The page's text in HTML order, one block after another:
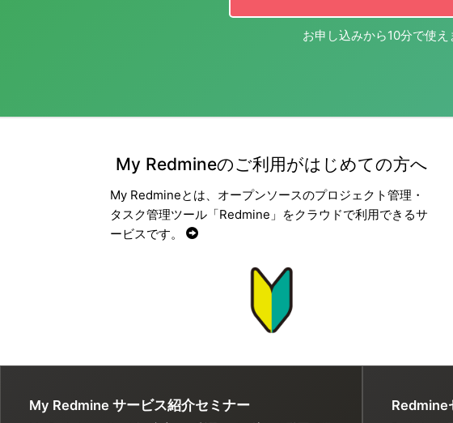
お申し込みから10分で使え
My Redmineのご利用がはじめての方へ
My Redmineとは、オープンソースのプロジェクト管理・
タスク管理ツール「Redmine」をクラウドで利用できるサ
ービスです。
My Redmine サービス紹介セミナー Redmine